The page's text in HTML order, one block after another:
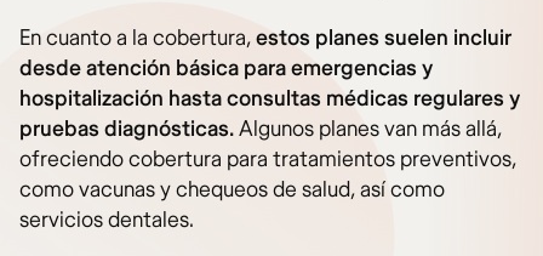
En cuanto a la cobertura,estos planes suelen incluir
desde atención básica para emergencias y
hospitalización hasta consultas médicas regulares y
pruebas diagnósticas.Algunos planes van más allá,
ofreciendo cobertura para tratamientos preventivos,
como vacunas y chequeos de salud, así como
servicios dentales.